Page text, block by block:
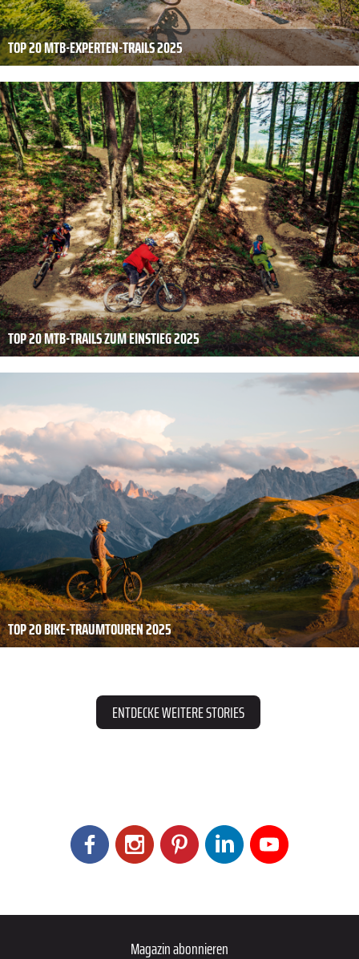
TOP 20 MTB-EXPERTEN-TRAILS 2025
TOP 20 MTB-TRAILS ZUM EINSTIEG 2025
TOP 20 BIKE-TRAUMTOUREN 2025
ENTDECKE WEITERE STORIES
Magazin abonnieren